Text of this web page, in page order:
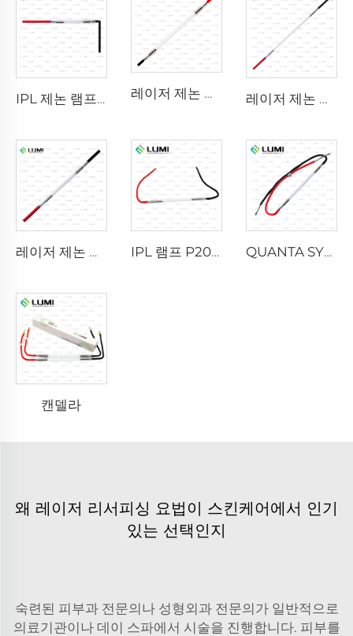
IPL 제논 램프 P1541 – 9×45×100 mm 레이저 제논 램프 L2741 – 7×100×167 mm 레이저 제논 램프 L2851-5×105×175 mm
레이저 제논 램프 L2021-7×65×130 mm IPL 램프 P2021-7×65×130mm QUANTA SYSTEM
캔델라
왜 레이저 리서피싱 요법이 스킨케어에서 인기
있는 선택인지
숙련된 피부과 전문의나 성형외과 전문의가 일반적으로
의료기관이나 데이 스파에서 시술을 진행합니다. 피부를